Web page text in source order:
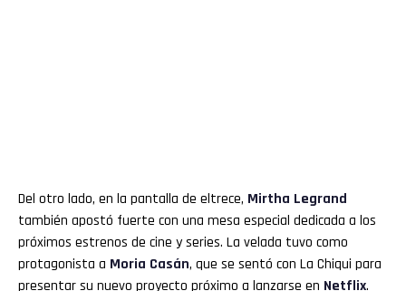
Del otro lado, en la pantalla de eltrece, Mirtha Legrand
también apostó fuerte con una mesa especial dedicada a los
próximos estrenos de cine y series. La velada tuvo como
protagonista a Moria Casán, que se sentó con La Chiqui para
presentar su nuevo proyecto próximo a lanzarse en Netflix.